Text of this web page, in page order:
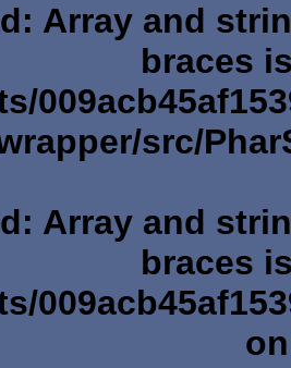
: Array and
braces
src/
: Array and
braces